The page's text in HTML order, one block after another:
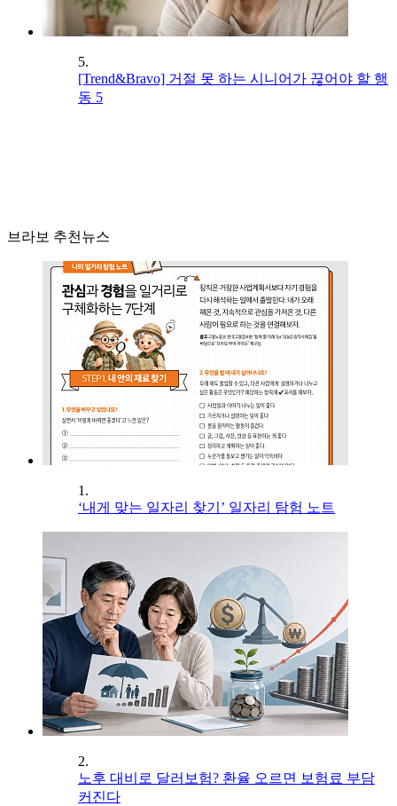
5.
[Trend&Bravo] 거절 못 하는 시니어가 끊어야 할 행
동 5
브라보 추천뉴스
1.
‘내게 맞는 일자리 찾기’ 일자리 탐험 노트
2.
노후 대비로 달러보험? 환율 오르면 보험료 부담
커진다